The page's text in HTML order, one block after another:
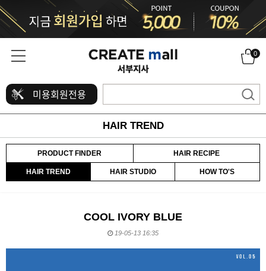
0
미용회원전용
HAIR TREND
PRODUCT FINDER HAIR RECIPE
HAIR TREND HAIR STUDIO HOW TO'S
COOL IVORY BLUE
19-05-13 16:35